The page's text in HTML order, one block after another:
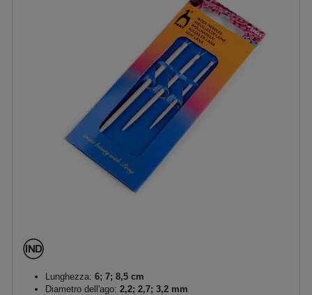
Lunghezza: 6; 7; 8,5 cm
Diametro dell'ago: 2,2; 2,7; 3,2 mm